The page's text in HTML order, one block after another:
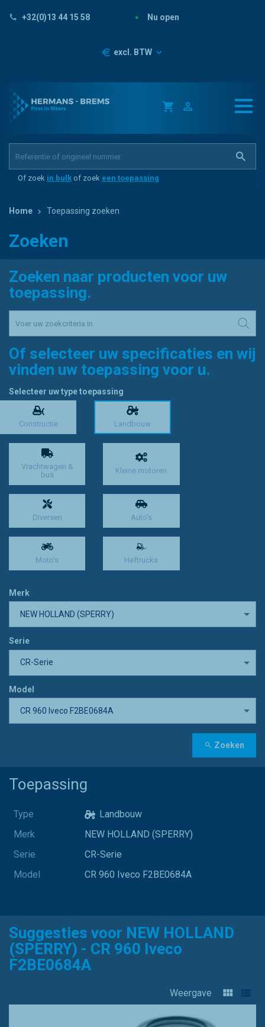
+32(0)13 44 15 58 Nu open
Prijzen
excl. BTW
Of zoek in bulk of zoek een toepassing
Home Toepassing zoeken
Zoeken
Zoeken naar producten voor uw
toepassing.
Of selecteer uw specificaties en wij
vinden uw toepassing voor u.
Selecteer uw type toepassing
Constructie Landbouw
Vrachtwagen &
bus
Kleine motoren
Diversen Auto's
Moto's Heftrucks
Merk
NEW HOLLAND (SPERRY)
Serie
CR-Serie
Model
CR 960 Iveco F2BE0684A
Zoeken
Toepassing
Type
Landbouw
Merk
NEW HOLLAND (SPERRY)
Serie
CR-Serie
Model
CR 960 Iveco F2BE0684A
Suggesties voor NEW HOLLAND
(SPERRY) - CR 960 Iveco
F2BE0684A
Weergave